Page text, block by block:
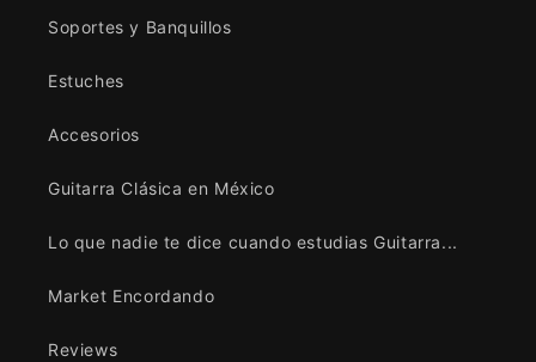
Soportes y Banquillos
Estuches
Accesorios
Guitarra Clásica en México
Lo que nadie te dice cuando estudias Guitarra...
Market Encordando
Reviews